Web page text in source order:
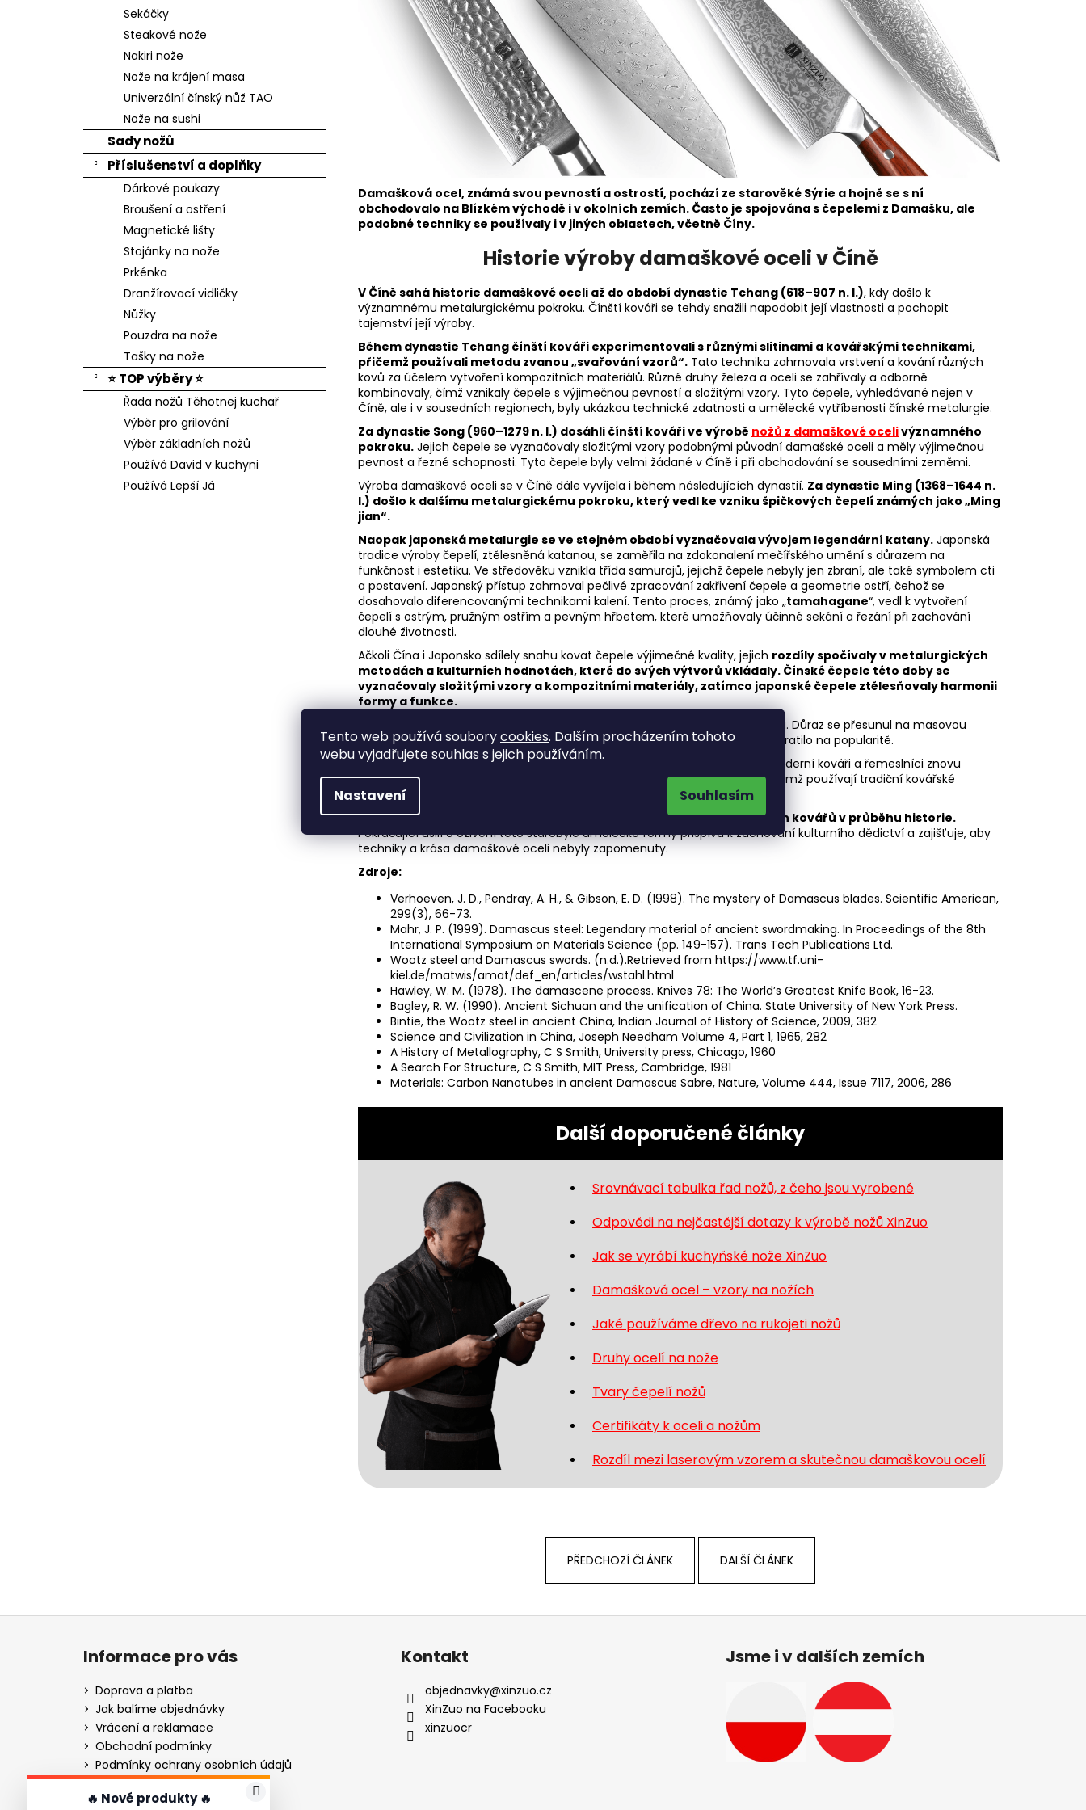
Tento web používá souborycookies. Dalším procházením tohoto
webu vyjadřujete souhlas s jejich používáním.
Nastavení Souhlasím
🔥 Nové produkty 🔥
Sekáčky
Steakové nože
Nakiri nože
Nože na krájení masa
Univerzální čínský nůž TAO
Nože na sushi
Sady nožů
Příslušenství a doplňky
Dárkové poukazy
Broušení a ostření
Magnetické lišty
Stojánky na nože
Prkénka
Dranžírovací vidličky
Nůžky
Pouzdra na nože
Tašky na nože
⭐ TOP výběry ⭐
Řada nožů Těhotnej kuchař
Výběr pro grilování
Výběr základních nožů
Používá David v kuchyni
Používá Lepší Já
Damašková ocel, známá svou pevností a ostrostí, pochází ze starověké Sýrie a hojně se s ní
obchodovalo na Blízkém východě i v okolních zemích. Často je spojována s čepelemi z Damašku, ale
podobné techniky se používaly i v jiných oblastech, včetně Číny.
Historie výroby damaškové oceli v Číně
V Číně sahá historie damaškové oceli až do období dynastie Tchang (618–907 n. l.), kdy došlo k
významnému metalurgickému pokroku. Čínští kováři se tehdy snažili napodobit její vlastnosti a pochopit
tajemství její výroby.
Během dynastie Tchang čínští kováři experimentovali s různými slitinami a kovářskými technikami,
přičemž používali metodu zvanou „svařování vzorů“. Tato technika zahrnovala vrstvení a kování různých
kovů za účelem vytvoření kompozitních materiálů. Různé druhy železa a oceli se zahřívaly a odborně
kombinovaly, čímž vznikaly čepele s výjimečnou pevností a složitými vzory. Tyto čepele, vyhledávané nejen v
Číně, ale i v sousedních regionech, byly ukázkou technické zdatnosti a umělecké vytříbenosti čínské metalurgie.
Za dynastie Song (960–1279 n. l.) dosáhli čínští kováři ve výrobě nožů z damaškové ocelivýznamného
pokroku. Jejich čepele se vyznačovaly složitými vzory podobnými původní damašské oceli a měly výjimečnou
pevnost a řezné schopnosti. Tyto čepele byly velmi žádané v Číně i při obchodování se sousedními zeměmi.
Výroba damaškové oceli se v Číně dále vyvíjela i během následujících dynastií. Za dynastie Ming (1368–1644 n.
l.) došlo k dalšímu metalurgickému pokroku, který vedl ke vzniku špičkových čepelí známých jako „Ming
jian“.
Naopak japonská metalurgie se ve stejném období vyznačovala vývojem legendární katany. Japonská
tradice výroby čepelí, ztělesněná katanou, se zaměřila na zdokonalení mečířského umění s důrazem na
funkčnost i estetiku. Ve středověku vznikla třída samurajů, jejichž čepele nebyly jen zbraní, ale také symbolem cti
a postavení. Japonský přístup zahrnoval pečlivé zpracování zakřivení čepele a geometrie ostří, čehož se
dosahovalo diferencovanými technikami kalení. Tento proces, známý jako „tamahagane“, vedl k vytvoření
čepelí s ostrým, pružným ostřím a pevným hřbetem, které umožňovaly účinné sekání a řezání při zachování
dlouhé životnosti.
Ačkoli Čína i Japonsko sdílely snahu kovat čepele výjimečné kvality, jejich rozdíly spočívaly v metalurgických
metodách a kulturních hodnotách, které do svých výtvorů vkládaly. Čínské čepele této doby se
vyznačovaly složitými vzory a kompozitními materiály, zatímco japonské čepele ztělesňovaly harmonii
formy a funkce.
Za dynastie Čching (1644–1912 n. l.) výroba damaškové oceli v Číně poklesla. Důraz se přesunul na masovou
produkci jednodušších čepelí a umění výroby damaškové oceli postupně ztratilo na popularitě.
V poslední době došlo v Číně k oživení zájmu o výrobu damaškové oceli. Moderní kováři a řemeslníci znovu
objevují staré techniky, studují historické texty a zkoumají staré meče, přičemž používají tradiční kovářské
metody k obnově pozoruhodných čepelí minulosti.
Dědictví damaškové oceli v Číně je dnes dokladem zručnosti čínských kovářů v průběhu historie.
Pokračující úsilí o oživení této starobylé umělecké formy přispívá k zachování kulturního dědictví a zajišťuje, aby
techniky a krása damaškové oceli nebyly zapomenuty.
Zdroje:
Verhoeven, J. D., Pendray, A. H., & Gibson, E. D. (1998). The mystery of Damascus blades. Scientific American,
299(3), 66-73.
Mahr, J. P. (1999). Damascus steel: Legendary material of ancient swordmaking. In Proceedings of the 8th
International Symposium on Materials Science (pp. 149-157). Trans Tech Publications Ltd.
Wootz steel and Damascus swords. (n.d.).Retrieved from https://www.tf.uni-
kiel.de/matwis/amat/def_en/articles/wstahl.html
Hawley, W. M. (1978). The damascene process. Knives 78: The World’s Greatest Knife Book, 16-23.
Bagley, R. W. (1990). Ancient Sichuan and the unification of China. State University of New York Press.
Bintie, the Wootz steel in ancient China, Indian Journal of History of Science, 2009, 382
Science and Civilization in China, Joseph Needham Volume 4, Part 1, 1965, 282
A History of Metallography, C S Smith, University press, Chicago, 1960
A Search For Structure, C S Smith, MIT Press, Cambridge, 1981
Materials: Carbon Nanotubes in ancient Damascus Sabre, Nature, Volume 444, Issue 7117, 2006, 286
Další doporučené články
Srovnávací tabulka řad nožů, z čeho jsou vyrobené
Odpovědi na nejčastější dotazy k výrobě nožů XinZuo
Jak se vyrábí kuchyňské nože XinZuo
Damašková ocel – vzory na nožích
Jaké používáme dřevo na rukojeti nožů
Druhy ocelí na nože
Tvary čepelí nožů
Certifikáty k oceli a nožům
Rozdíl mezi laserovým vzorem a skutečnou damaškovou ocelí
PŘEDCHOZÍ ČLÁNEK DALŠÍ ČLÁNEK
Z
Informace pro vás
Doprava a platba
Jak balíme objednávky
Vrácení a reklamace
Obchodní podmínky
Podmínky ochrany osobních údajů
Gravírování - návod
Gravírování nožů pro firmy
Kontakt
objednavky@xinzuo.cz
XinZuo na Facebooku
xinzuocr
Jsme i v dalších zemích